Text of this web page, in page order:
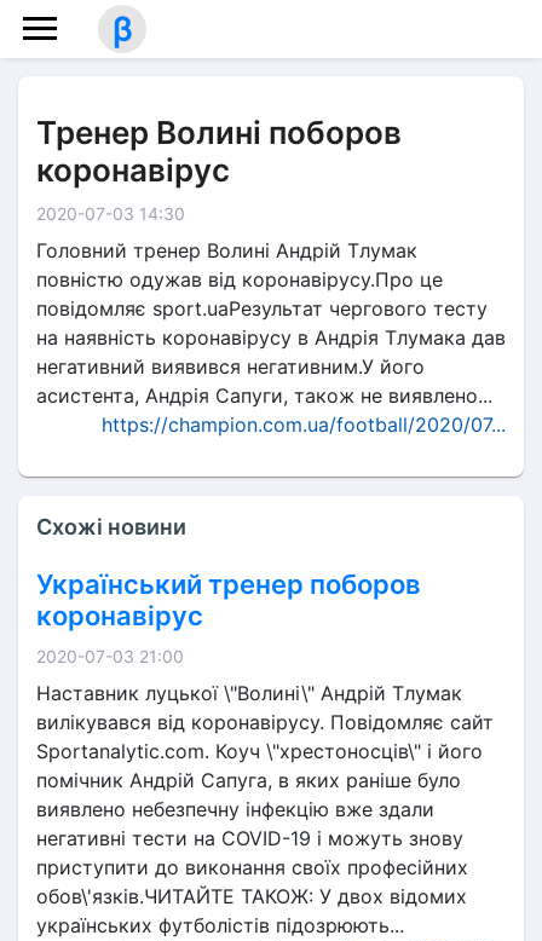
β
Тренер Волині поборов
коронавірус
2020-07-03 14:30
Головний тренер Волині Андрій Тлумак
повністю одужав від коронавірусу.Про це
повідомляє sport.uaРезультат чергового тесту
на наявність коронавірусу в Андрія Тлумака дав
негативний виявився негативним.У його
асистента, Андрія Сапуги, також не виявлено...
https://champion.com.ua/football/2020/07...
Схожі новини
Український тренер поборов
коронавірус
2020-07-03 21:00
Наставник луцької \"Волині\" Андрій Тлумак
вилікувався від коронавірусу. Повідомляє сайт
Sportanalytic.com. Коуч \"хрестоносців\" і його
помічник Андрій Сапуга, в яких раніше було
виявлено небезпечну інфекцію вже здали
негативні тести на COVID-19 і можуть знову
приступити до виконання своїх професійних
обов\'язків.ЧИТАЙТЕ ТАКОЖ: У двох відомих
українських футболістів підозрюють...